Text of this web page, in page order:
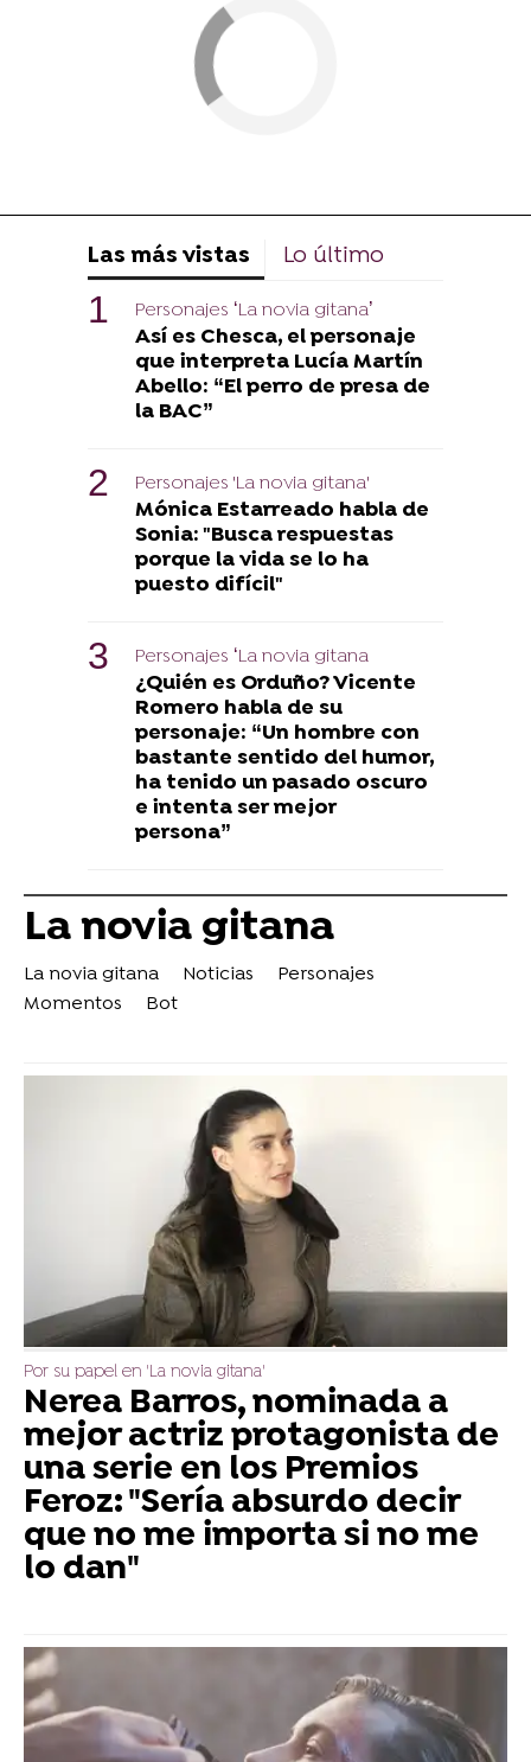
Las más vistas Lo último
Personajes ‘La novia gitana’
Así es Chesca, el personaje
que interpreta Lucía Martín
Abello: “El perro de presa de
la BAC”
Personajes 'La novia gitana'
Mónica Estarreado habla de
Sonia: "Busca respuestas
porque la vida se lo ha
puesto difícil"
Personajes ‘La novia gitana
¿Quién es Orduño? Vicente
Romero habla de su
personaje: “Un hombre con
bastante sentido del humor,
ha tenido un pasado oscuro
e intenta ser mejor
persona”
La novia gitana
La novia gitana Noticias
Personajes
Momentos
Bot
Por su papel en 'La novia gitana'
Nerea Barros, nominada a
mejor actriz protagonista de
una serie en los Premios
Feroz: "Sería absurdo decir
que no me importa si no me
lo dan"